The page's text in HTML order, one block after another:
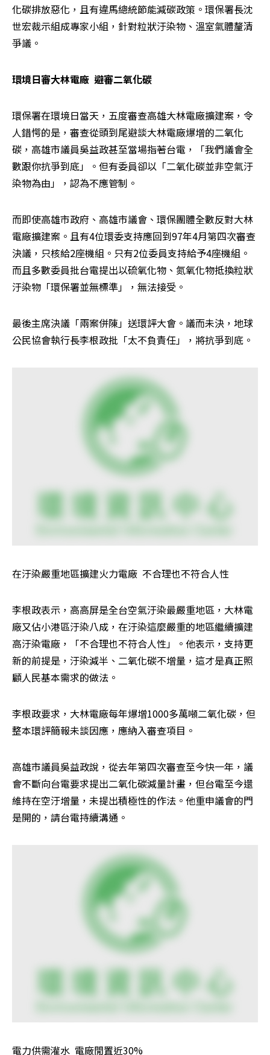
化碳排放惡化，且有違馬總統節能減碳政策。環保署長沈
世宏裁示組成專家小組，針對粒狀汙染物、溫室氣體釐清
爭議。
環境日審大林電廠  避審二氧化碳
環保署在環境日當天，五度審查高雄大林電廠擴建案，令
人錯愕的是，審查從頭到尾避談大林電廠爆增的二氧化
碳，高雄市議員吳益政甚至當場指著台電，「我們議會全
數跟你抗爭到底」。但有委員卻以「二氧化碳並非空氣汙
染物為由」，認為不應管制。
而即使高雄市政府、高雄市議會、環保團體全數反對大林
電廠擴建案。且有4位環委支持應回到97年4月第四次審查
決議，只核給2座機組。只有2位委員支持給予4座機組。
而且多數委員批台電提出以硫氧化物、氮氧化物抵換粒狀
汙染物「環保署並無標準」，無法接受。
最後主席決議「兩案併陳」送環評大會。議而未決，地球
公民協會執行長李根政批「太不負責任」，將抗爭到底。
在汙染嚴重地區擴建火力電廠  不合理也不符合人性
李根政表示，高高屏是全台空氣汙染最嚴重地區，大林電
廠又佔小港區汙染八成，在汙染這麼嚴重的地區繼續擴建
高汙染電廠，「不合理也不符合人性」。他表示，支持更
新的前提是，汙染減半、二氧化碳不增量，這才是真正照
顧人民基本需求的做法。
李根政要求，大林電廠每年爆增1000多萬噸二氧化碳，但
整本環評簡報未談因應，應納入審查項目。
高雄市議員吳益政說，從去年第四次審查至今快一年，議
會不斷向台電要求提出二氧化碳減量計畫，但台電至今還
維持在空汙增量，未提出積極性的作法。他重申議會的門
是開的，請台電持續溝通。
電力供需灌水  電廠閒置近30%